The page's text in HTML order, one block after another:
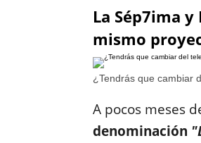
La Sép7ima
mismo
¿Tendrás que cambiar
A pocos meses
denominación